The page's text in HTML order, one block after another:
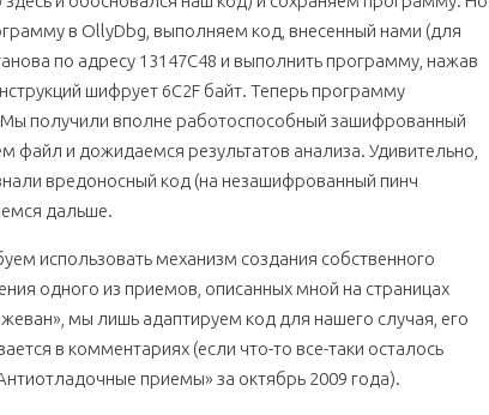
в OllyDbg, выполняем код, внесенный нами (для
по адресу 13147C48 и выполнить программу, нажав
шифрует 6C2F байт. Теперь программу
Мы получили вполне работоспособный зашифрованный
файл и дожидаемся результатов анализа. Удивительно,
вредоносный код (на незашифрованный пинч
дальше.
использовать механизм создания собственного
одного из приемов, описанных мной на страницах
мы лишь адаптируем код для нашего случая, его
в комментариях (если что-то все-таки осталось
приемы» за октябрь 2009 года).